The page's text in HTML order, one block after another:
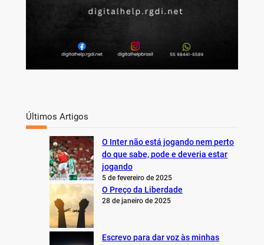
Últimos Artigos
O Inter não está jogando nem perto
do que sabe, pode e deveria estar
jogando
5 de fevereiro de 2025
O Preço da Liberdade
28 de janeiro de 2025
Escrevo para dar voz às minhas